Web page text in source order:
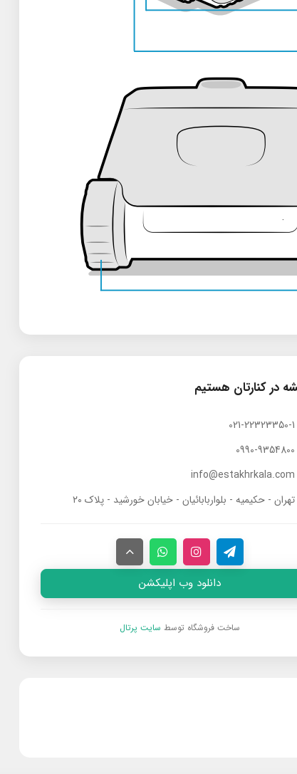
در کنارتان هستیم
021-22323350-1
0990-9354800
info@estakhrkala.com
تهران - حکیمیه - بلواربابائیان - خیابان خورشید - پلاک ۲۰
دانلود وب اپلیکشن
ساخت فروشگاه توسط سایت پرتال